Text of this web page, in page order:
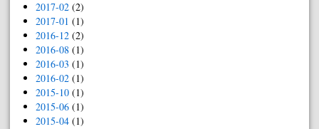
2017-02(2)
2017-01 (1)
2016-12(2)
2016-08(1)
2016-03 (1)
2016-02(1)
2015-10(1)
2015-06(1)
2015-04(1)